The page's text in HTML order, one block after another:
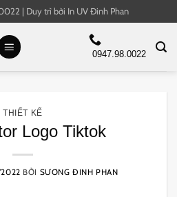
| Duy trì bởi In UV Đinh Phan
0947.98.0022
THIẾT KẾ
Logo Tiktok
BỞI SƯƠNG ĐINH PHAN